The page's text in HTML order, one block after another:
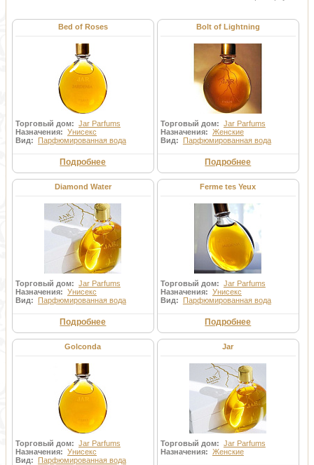
Bed of Roses
Торговый дом: Jar Parfums
Назначения: Унисекс
Вид: Парфюмированная вода
Подробнее
Bolt of Lightning
Торговый дом: Jar Parfums
Назначения: Женские
Вид: Парфюмированная вода
Подробнее
Diamond Water
Торговый дом: Jar Parfums
Назначения: Унисекс
Вид: Парфюмированная вода
Подробнее
Ferme tes Yeux
Торговый дом: Jar Parfums
Назначения: Унисекс
Вид: Парфюмированная вода
Подробнее
Golconda
Торговый дом: Jar Parfums
Назначения: Унисекс
Вид: Парфюмированная вода
Jar
Торговый дом: Jar Parfums
Назначения: Женские